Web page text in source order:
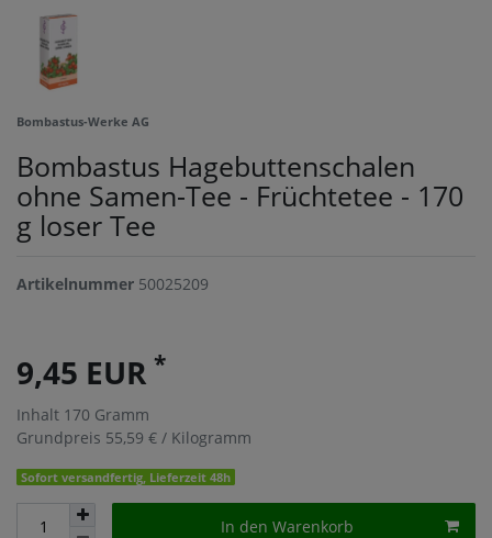
Bombastus-Werke AG
Bombastus Hagebuttenschalen
ohne Samen-Tee - Früchtetee - 170
g loser Tee
Artikelnummer 50025209
9,45 EUR *
Inhalt 170 Gramm
Grundpreis 55,59 € / Kilogramm
Sofort versandfertig, Lieferzeit 48h
In den Warenkorb